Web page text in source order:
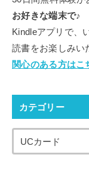
お好きな端末で♪
Kindleアプリで、
読書をお楽しみい
関心のある方はこ
カテゴリー